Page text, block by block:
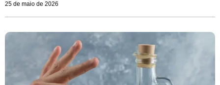
25 de maio de 2026